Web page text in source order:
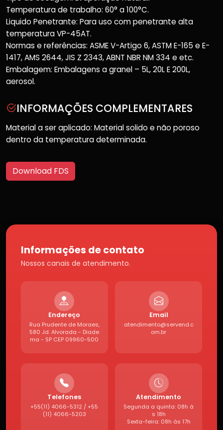
Temperatura de trabalho: 60° a 100°C.
Liquido Penetrante: Para uso com penetrante alta
temperatura VP-45AT.
Normas e referências: ASME V-Artigo 6, ASTM E-165 e E-
1417, AMS 2644, JIS Z 2343, ABNT NBR NM 334 e etc.
Embalagem: Embalagens a granel – 5L, 20L E 200L,
aerosol.
INFORMAÇÕES COMPLEMENTARES
Material a ser aplicado: Material solido e não poroso
dentro da temperatura determinada.
Download FDS
Informações de contato
Nossos canais de atendimento.
Endereço
Rua Prudente de Moraes,
580 Jd. Alvorada - Diade
ma - SP CEP 09960-500
Email
atendimento@servend.c
om.br
Telefones
+55(11) 4066-5312 / +55
(11) 4066-5203
Atendimento
Segunda a quinta: 08h à
s 18h
Sexta-feira: 08h às 17h